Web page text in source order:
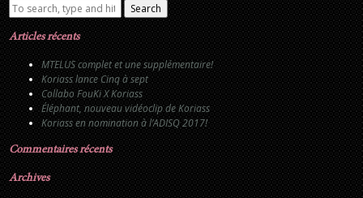
Search
Articles récents
MTELUS complet et une supplémentaire!
Koriass lance Cinq à sept
Collabo FouKi X Koriass
Éléphant, nouveau vidéoclip de Koriass
Koriass en nomination à l’ADISQ 2017!
Commentaires récents
Archives